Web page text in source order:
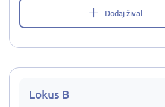
Dodaj žival
Lokus B